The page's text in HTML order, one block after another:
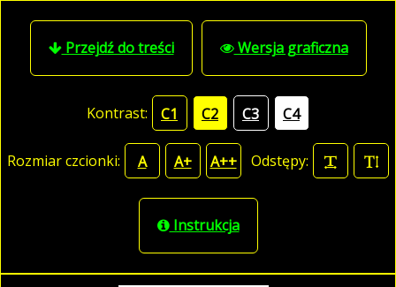
Przejdź do treści Wersja graficzna
Kontrast: C1 C2 C3 C4
Rozmiar czcionki: A A+ A++ Odstępy:
Instrukcja